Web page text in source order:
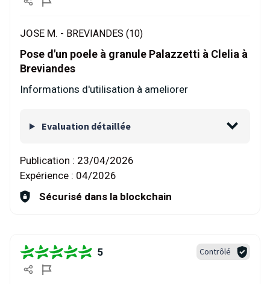
JOSE M. - BREVIANDES (10)
Pose d'un poele à granule Palazzetti à Clelia à
Breviandes
Informations d'utilisation à ameliorer
Evaluation détaillée
Publication : 23/04/2026
Expérience : 04/2026
Sécurisé dans la blockchain
5 Contrôlé